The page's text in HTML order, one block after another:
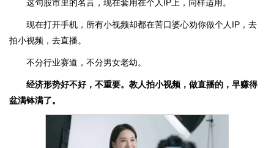
这句股市里的名言，现在套用在个人IP上，同样适用。
现在打开手机，所有小视频却都在苦口婆心劝你做个人IP，去
拍小视频，去直播。
不分行业赛道，不分男女老幼。
经济形势好不好，不重要。教人拍小视频，做直播的，早赚得
盆满钵满了。